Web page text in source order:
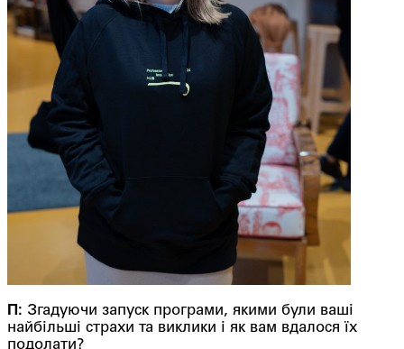
П: Згадуючи запуск програми, якими були ваші
найбільші страхи та виклики і як вам вдалося їх
подолати?